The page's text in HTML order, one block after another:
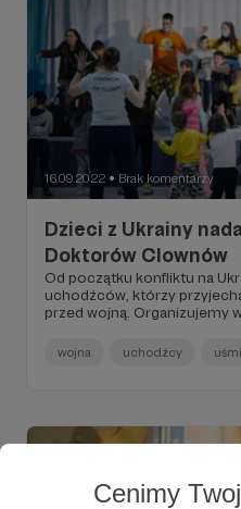
Cenimy
16.09.2022 ● Brak komentarzy
Dzieci z Ukrainy
Doktorów Clownów
Od początku konfliktu na
uchodźców, którzy
przed wojną. Organizujemy
szczególnie dzieci, które
nie mogą spać we własnym
wojna uchodźcy